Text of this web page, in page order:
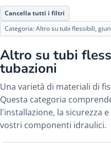
Cancella tutti i filtri
Categoria: Altro su tubi flessibili,
Altro su tubi
tubazioni
Una varietà di materiali di
Questa categoria
l'installazione, la sicurezza
vostri componenti idraulici.